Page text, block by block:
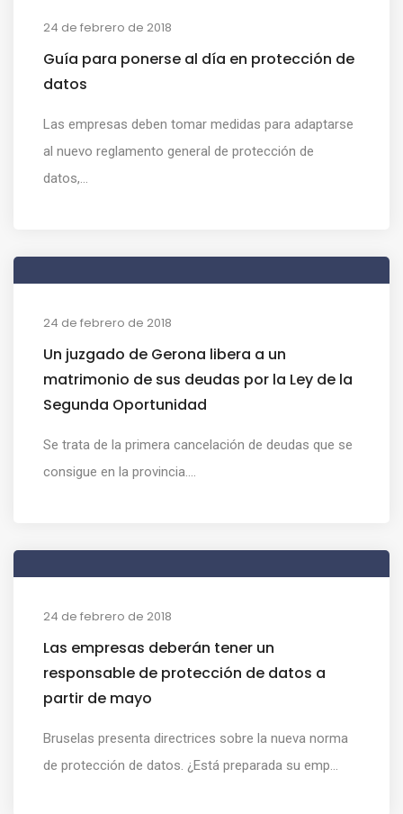
24 de febrero de 2018
Guía para ponerse al día en protección de
datos
Las empresas deben tomar medidas para adaptarse
al nuevo reglamento general de protección de
datos,...
24 de febrero de 2018
Un juzgado de Gerona libera a un
matrimonio de sus deudas por la Ley de la
Segunda Oportunidad
Se trata de la primera cancelación de deudas que se
consigue en la provincia....
24 de febrero de 2018
Las empresas deberán tener un
responsable de protección de datos a
partir de mayo
Bruselas presenta directrices sobre la nueva norma
de protección de datos. ¿Está preparada su emp...